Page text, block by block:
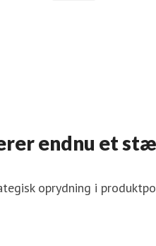
endnu et
oprydning i